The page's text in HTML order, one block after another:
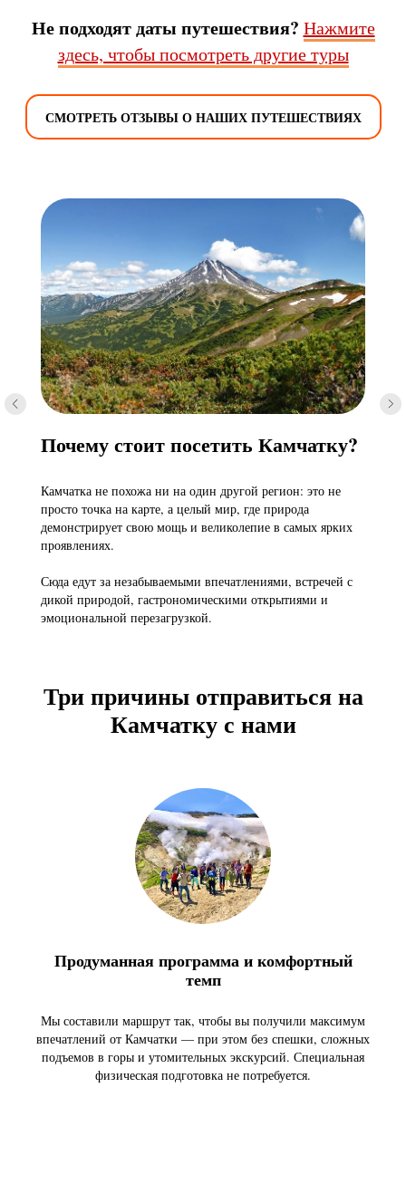
Не подходят даты путешествия? Нажмите
здесь, чтобы посмотреть другие туры
СМОТРЕТЬ ОТЗЫВЫ О НАШИХ ПУТЕШЕСТВИЯХ
Почему стоит посетить Камчатку?
Камчатка не похожа ни на один другой регион: это не
просто точка на карте, а целый мир, где природа
демонстрирует свою мощь и великолепие в самых ярких
проявлениях.
Сюда едут за незабываемыми впечатлениями, встречей с
дикой природой, гастрономическими открытиями и
эмоциональной перезагрузкой.
Три причины отправиться на
Камчатку с нами
Продуманная программа и комфортный
темп
Мы составили маршрут так, чтобы вы получили максимум
впечатлений от Камчатки — при этом без спешки, сложных
подъемов в горы и утомительных экскурсий. Специальная
физическая подготовка не потребуется.